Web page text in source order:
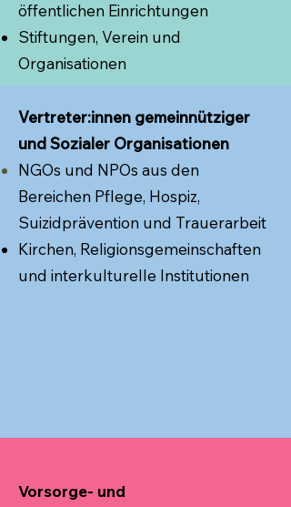
öffentlichen Einrichtungen
Stiftungen, Verein und
Organisationen
Vertreter:innen gemeinnütziger
und Sozialer Organisationen
NGOs und NPOs aus den
Bereichen Pflege, Hospiz,
Suizidprävention und Trauerarbeit
Kirchen, Religionsgemeinschaften
und interkulturelle Institutionen
Vorsorge- und